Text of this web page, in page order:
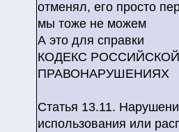
отменял, его просто
мы тоже не можем
А это для справки
КОДЕКС
ПРАВОНАРУШЕНИЯХ
Статья 13.11.
использования или